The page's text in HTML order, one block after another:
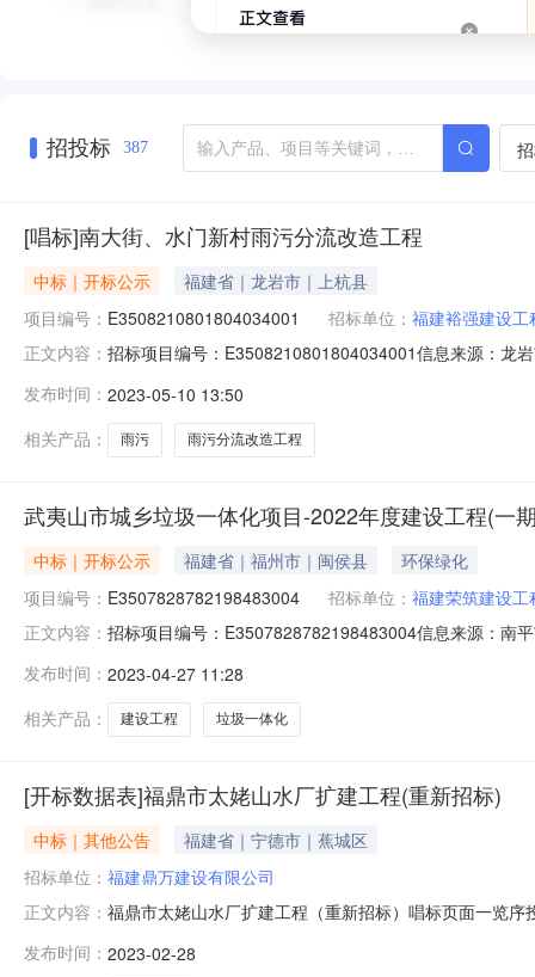
招投标 387
[唱标]南大街、水门新村雨污分流改造工程
中标｜开标公示
福建省｜龙岩市｜上杭县
项目编号： E3508210801804034001 招标单位： 福建裕强建设工
正文内容： 招标项目编号：E3508210801804034001信息来源：龙
师注册编号质量目标工期(日历天)备注1福建裕强建设工
发布时间： 2023-05-10 13:50
相关产品：
雨污 雨污分流改造工程
武夷山市城乡垃圾一体化项目-2022年度建设工程(一
中标｜开标公示 福建省｜福州市｜闽侯县
环保绿化
项目编号： E3507828782198483004 招标单位： 福建荣筑建设工
正文内容： 招标项目编号：E3507828782198483004信息来源：南
总数：1342未提交解密：1解密中：0解密失败：0解密
发布时间： 2023-04-27 11:28
相关产品：
建设工程 垃圾一体化
[开标数据表]福鼎市太姥山水厂扩建工程(重新招标)
中标｜其他公告
福建省｜宁德市｜蕉城区
招标单位： 福建鼎万建设有限公司
正文内容： 福鼎市太姥山水厂扩建工程（重新招标）唱标页面一览
收规范》合格标准903华创邦合（福建）建设工程有限
发布时间： 2023-02-28